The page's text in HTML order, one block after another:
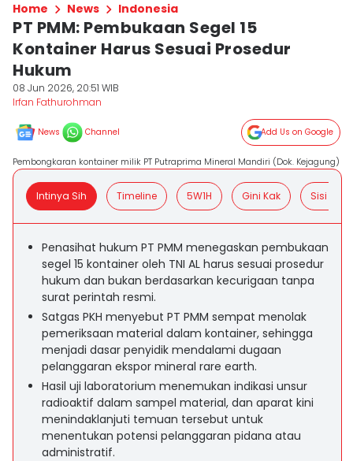
Home News Indonesia
PT PMM: Pembukaan Segel 15
Kontainer Harus Sesuai Prosedur
Hukum
08 Jun 2026, 20:51 WIB
Irfan Fathurohman
News Channel Add Us on Google
Pembongkaran kontainer milik PT Putraprima Mineral Mandiri (Dok. Kejagung)
Intinya Sih Timeline 5W1H Gini Kak Sisi
Penasihat hukum PT PMM menegaskan pembukaan
segel 15 kontainer oleh TNI AL harus sesuai prosedur
hukum dan bukan berdasarkan kecurigaan tanpa
surat perintah resmi.
Satgas PKH menyebut PT PMM sempat menolak
pemeriksaan material dalam kontainer, sehingga
menjadi dasar penyidik mendalami dugaan
pelanggaran ekspor mineral rare earth.
Hasil uji laboratorium menemukan indikasi unsur
radioaktif dalam sampel material, dan aparat kini
menindaklanjuti temuan tersebut untuk
menentukan potensi pelanggaran pidana atau
administratif.